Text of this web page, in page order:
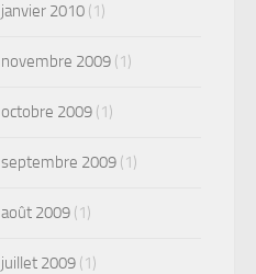
janvier 2010 (1)
novembre 2009 (1)
octobre 2009 (1)
septembre 2009 (1)
août 2009 (1)
juillet 2009 (1)